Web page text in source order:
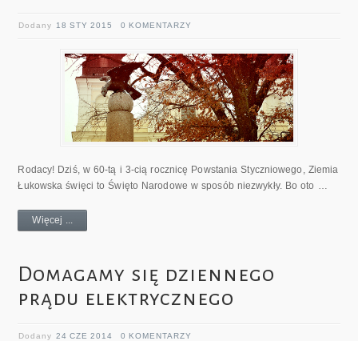
Dodany 18 STY 2015 0 KOMENTARZY
Rodacy! Dziś, w 60-tą i 3-cią rocznicę Powstania Styczniowego, Ziemia
Łukowska święci to Święto Narodowe w sposób niezwykły. Bo oto …
Więcej ...
Domagamy się dziennego
prądu elektrycznego
Dodany24 CZE 2014 0 KOMENTARZY